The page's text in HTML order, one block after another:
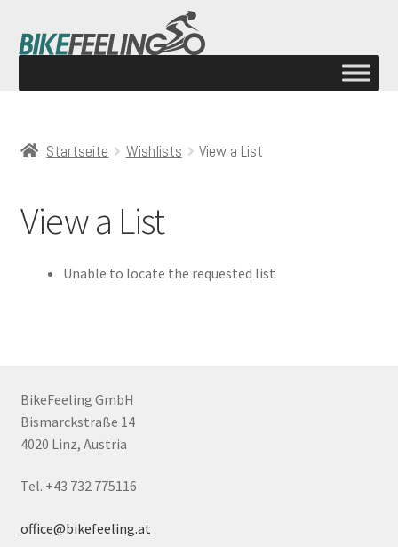
Startseite Wishlists View a List
View a List
Unable to locate the requested list
BikeFeeling GmbH
Bismarckstraße 14
4020 Linz, Austria
Tel. +43 732 775116
office@bikefeeling.at